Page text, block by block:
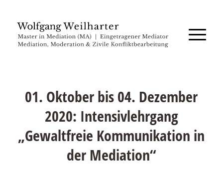
01. Oktober bis 04. Dezember
2020: Intensivlehrgang
„Gewaltfreie Kommunikation in
der Mediation“